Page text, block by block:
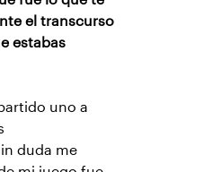
el transcurso
estabas
uno a
duda me